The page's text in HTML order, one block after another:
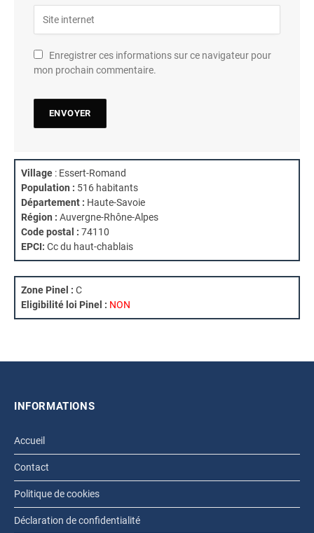
Enregistrer ces informations sur ce navigateur pour
mon prochain commentaire.
Village : Essert-Romand
Population : 516 habitants
Département : Haute-Savoie
Région : Auvergne-Rhône-Alpes
Code postal : 74110
EPCI: Cc du haut-chablais
Zone Pinel : C
Eligibilité loi Pinel : NON
INFORMATIONS
Accueil
Contact
Politique de cookies
Déclaration de confidentialité